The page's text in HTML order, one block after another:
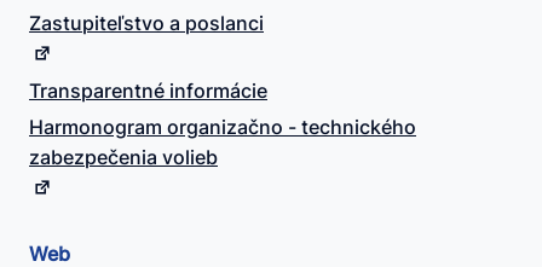
Zastupiteľstvo a poslanci
Transparentné informácie
Harmonogram organizačno - technického
zabezpečenia volieb
Web